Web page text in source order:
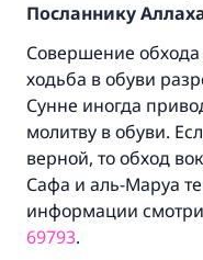
Посланнику
Совершение обхода
ходьба в обуви
Сунне иногда
молитву в обуви.
верной, то обход
Сафа и аль-Маруа
информации
69793.